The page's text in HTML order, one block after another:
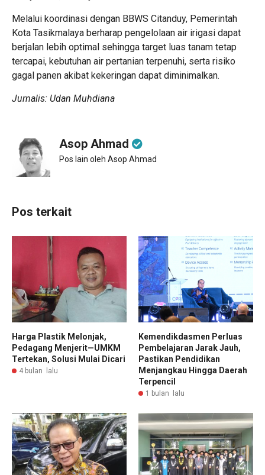
Melalui koordinasi dengan BBWS Citanduy, Pemerintah
Kota Tasikmalaya berharap pengelolaan air irigasi dapat
berjalan lebih optimal sehingga target luas tanam tetap
tercapai, kebutuhan air pertanian terpenuhi, serta risiko
gagal panen akibat kekeringan dapat diminimalkan.
Jurnalis: Udan Muhdiana
Asop Ahmad
Pos lain oleh Asop Ahmad
Pos terkait
Harga Plastik Melonjak,
Pedagang Menjerit—UMKM
Tertekan, Solusi Mulai Dicari
4 bulan lalu
Kemendikdasmen Perluas
Pembelajaran Jarak Jauh,
Pastikan Pendidikan
Menjangkau Hingga Daerah
Terpencil
1 bulan lalu